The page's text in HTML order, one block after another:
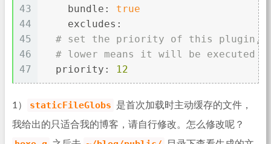
43
44
45
46
47
bundle:
true
excludes:
# set the priority of this plugin,
# lower means it will be
priority:
12
1） staticFileGlobs
是首次加载时主动缓存的文件，
我给出的只适合我的博客，请自行修改。怎么修改呢？